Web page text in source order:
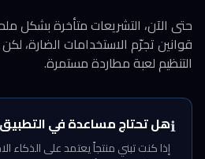
حتى الآن، التشريعات متأخرة بشكل
قوانين تجرّم الاستخدامات الضارة،
التنظيم لعبة مطاردة مستمرة.
ℹ️هل تحتاج مساعدة في
إذا كنت تبني منتجاً يعتمد على الذكاء